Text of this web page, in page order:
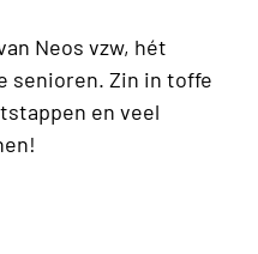
Neos vzw, hét
senioren. Zin in toffe
en veel